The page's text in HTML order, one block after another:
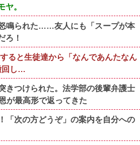
ヤ。
鳴られた……友人にも「スープが本
ろ！
ると生徒達から「なんであんたなん
回し…
きつけられた。法学部の後輩弁護士
が最高形で返ってきた
「次の方どうぞ」の案内を自分への